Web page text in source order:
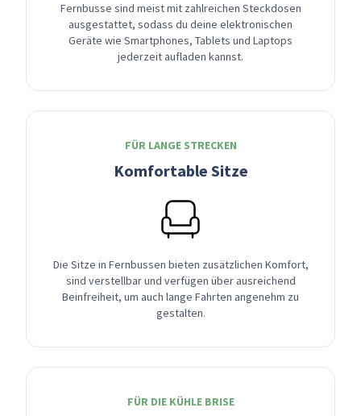
Fernbusse sind meist mit zahlreichen Steckdosen
ausgestattet, sodass du deine elektronischen
Geräte wie Smartphones, Tablets und Laptops
jederzeit aufladen kannst.
FÜR LANGE STRECKEN
Komfortable Sitze
Die Sitze in Fernbussen bieten zusätzlichen Komfort,
sind verstellbar und verfügen über ausreichend
Beinfreiheit, um auch lange Fahrten angenehm zu
gestalten.
FÜR DIE KÜHLE BRISE